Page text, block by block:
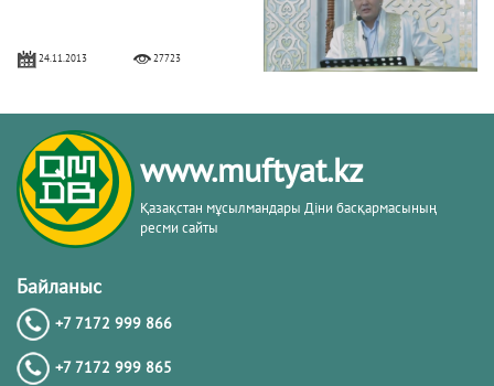
24.11.2013 27723
"Фатиха" сүресі
11.04.2016
23.10.2015
www.muftyat.kz
Қазақстан мұсылмандары Діни басқармасының
ресми сайты
Байланыс
+7 7172 999 866
+7 7172 999 865